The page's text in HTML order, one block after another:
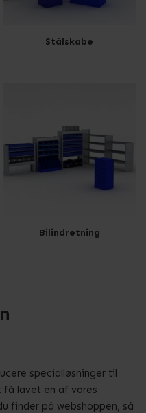
Stålskabe
Bilindretning
specialløsninger til
få lavet en af vores
finder på webshoppen, så